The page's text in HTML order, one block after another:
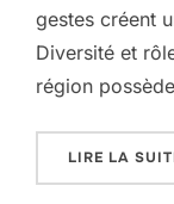
gestes créent
Diversité et
région
LIRE LA